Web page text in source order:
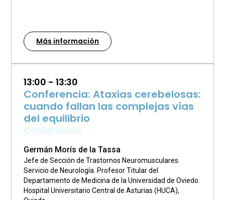
Más información
13:00 - 13:30
Conferencia: Ataxias cerebelosas:
cuando fallan las complejas vías
del equilibrio
Conferencia
Germán Morís de la Tassa
Jefe de Sección de Trastornos Neuromusculares.
Servicio de Neurología. Profesor Titular del
Departamento de Medicina de la Universidad de Oviedo.
Hospital Universitario Central de Asturias (HUCA),